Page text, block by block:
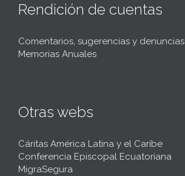
Rendición de cuentas
Comentarios, sugerencias y denuncias
Memorias Anuales
Otras webs
Cáritas América Latina y el Caribe
Conferencia Episcopal Ecuatoriana
MigraSegura